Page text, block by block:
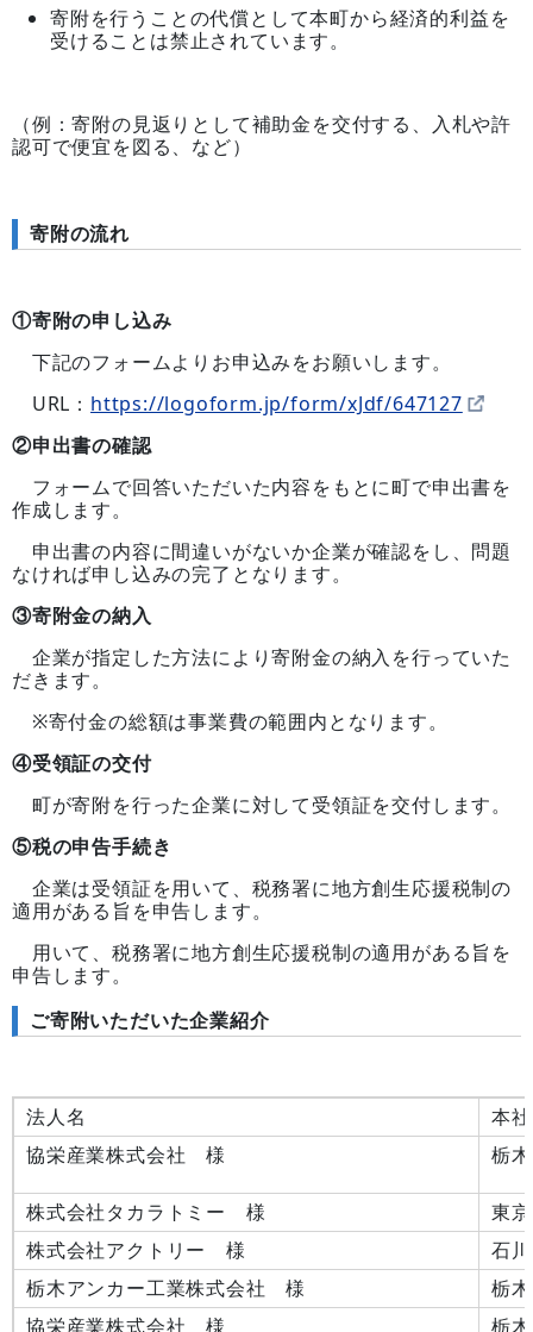
寄附を行うことの代償として本町から経済的利益を
受けることは禁止されています。
（例：寄附の見返りとして補助金を交付する、入札や許
認可で便宜を図る、など）
寄附の流れ
①寄附の申し込み
下記のフォームよりお申込みをお願いします。
URL： https://logoform.jp/form/xJdf/647127
②申出書の確認
フォームで回答いただいた内容をもとに町で申出書を
作成します。
申出書の内容に間違いがないか企業が確認をし、問題
なければ申し込みの完了となります。
③寄附金の納入
企業が指定した方法により寄附金の納入を行っていた
だきます。
※寄付金の総額は事業費の範囲内となります。
④受領証の交付
町が寄附を行った企業に対して受領証を交付します。
⑤税の申告手続き
企業は受領証を用いて、税務署に地方創生応援税制の
適用がある旨を申告します。
用いて、税務署に地方創生応援税制の適用がある旨を
申告します。
ご寄附いただいた企業紹介
法人名
本
協栄産業株式会社 様
栃
株式会社タカラトミー 様
東
株式会社アクトリー 様
石
栃木アンカー工業株式会社 様
栃
協栄産業株式会社 様
栃